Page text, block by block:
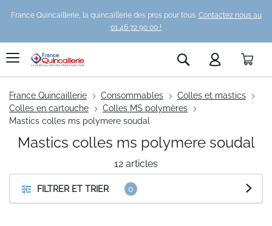
France Quincaillerie, la quincaillerie des pros pour tous. Contactez nous au
01 46 72 90 00 !
Rechercher
France Quincaillerie Consommables
Colles et mastics
Colles en cartouche
Colles MS polymères
Mastics colles ms polymere soudal
FILTRER ET TRIER
12 articles
Mastics colles ms polymere soudal